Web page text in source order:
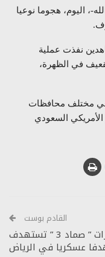
، اليوم، هجوما نوعيا
نفذت عملية
في الظهرة،
في مختلف محافظات
السعودي
القادم بوست
طائرات ” صماد 3 ” تستهدف
عسكريا في الرياض